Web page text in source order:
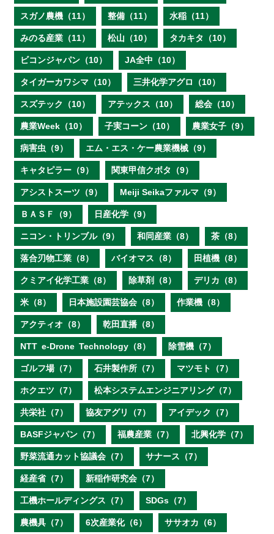
スガノ農機（11） 整備（11） 水稲（11）
みのる産業（11） 松山（10） タカキタ（10）
ビコンジャパン（10） JA全中（10）
タイガーカワシマ（10） 三井化学アグロ（10）
スズテック（10） アテックス（10） 総会（10）
農業Week（10） 子実コーン（10） 農業女子（9）
病害虫（9） エム・エス・ケー農業機械（9）
キャタピラー（9） 関東甲信クボタ（9）
アシストスーツ（9） Meiji Seikaファルマ（9）
ＢＡＳＦ（9） 日産化学（9）
ニコン・トリンブル（9） 和同産業（8） 茶（8）
落合刃物工業（8） バイオマス（8） 田植機（8）
クミアイ化学工業（8） 除草剤（8） デリカ（8）
米（8） 日本施設園芸協会（8） 作業機（8）
アクティオ（8） 乾田直播（8）
NTT e‐Drone Technology（8） 除雪機（7）
ゴルフ場（7） 石井製作所（7） マツモト（7）
ホクエツ（7） 松本システムエンジニアリング（7）
共栄社（7） 協友アグリ（7） アイデック（7）
BASFジャパン（7） 福農産業（7） 北興化学（7）
野菜流通カット協議会（7） サナース（7）
経産省（7） 新稲作研究会（7）
工機ホールディングス（7） SDGs（7）
農機具（7） 6次産業化（6） ササオカ（6）